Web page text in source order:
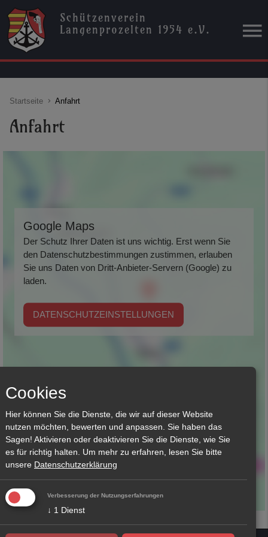
Schützenverein
Langenprozelten 1954 e.V.
Startseite Anfahrt
Anfahrt
Google Maps
Der Schutz Ihrer Daten ist uns wichtig. Erst wenn Sie
den Datenschutzbestimmungen zustimmen, erlauben
Sie uns Daten von Dritt-Anbieter-Servern (Google) zu
laden.
DATENSCHUTZEINSTELLUNGEN
Cookies
Hier können Sie die Dienste, die wir auf dieser Website
nutzen möchten, bewerten und anpassen. Sie haben das
Sagen! Aktivieren oder deaktivieren Sie die Dienste, wie Sie
es für richtig halten.
Um mehr zu erfahren, lesen Sie bitte
unsere Datenschutzerklärung
Verbesserung der Nutzungserfahrungen
↓ 1 Dienst